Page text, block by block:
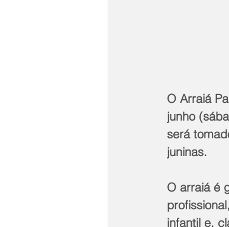
O Arraiá
junho
será
juninas.
O arraiá é
infantil e,